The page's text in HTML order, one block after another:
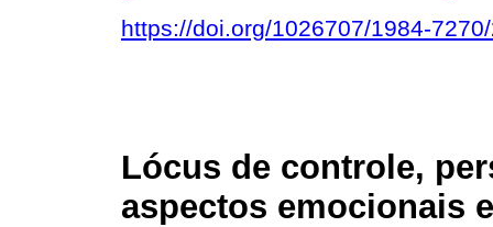
https://doi.org/1026707/1984-
Lócus de controle,
aspectos emocionais